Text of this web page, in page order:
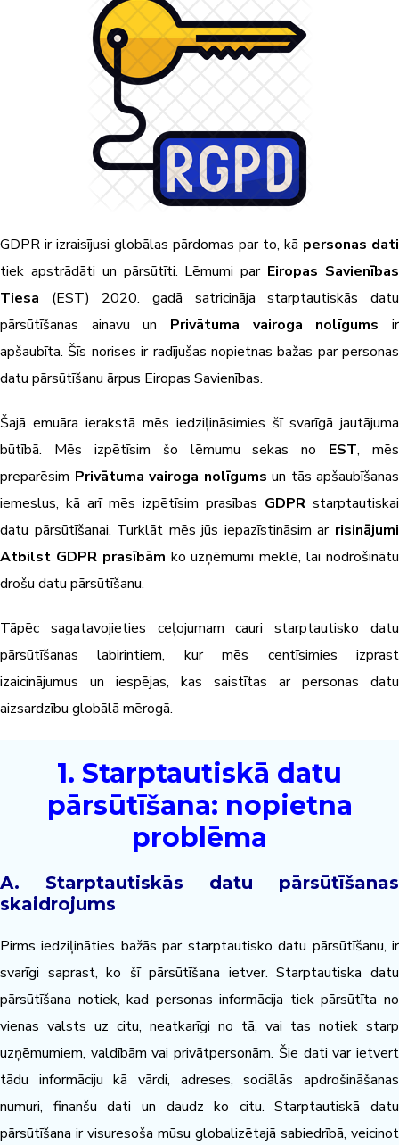
GDPR ir izraisījusi globālas pārdomas par to, kā personas dati
tiek apstrādāti un pārsūtīti. Lēmumi par Eiropas Savienības
Tiesa (EST) 2020. gadā satricināja starptautiskās datu
pārsūtīšanas ainavu un Privātuma vairoga nolīgums ir
apšaubīta. Šīs norises ir radījušas nopietnas bažas par personas
datu pārsūtīšanu ārpus Eiropas Savienības.
Šajā emuāra ierakstā mēs iedziļināsimies šī svarīgā jautājuma
būtībā. Mēs izpētīsim šo lēmumu sekas no EST, mēs
preparēsim Privātuma vairoga nolīgums un tās apšaubīšanas
iemeslus, kā arī mēs izpētīsim prasības GDPR starptautiskai
datu pārsūtīšanai. Turklāt mēs jūs iepazīstināsim ar risinājumi
Atbilst GDPR prasībām ko uzņēmumi meklē, lai nodrošinātu
drošu datu pārsūtīšanu.
Tāpēc sagatavojieties ceļojumam cauri starptautisko datu
pārsūtīšanas labirintiem, kur mēs centīsimies izprast
izaicinājumus un iespējas, kas saistītas ar personas datu
aizsardzību globālā mērogā.
1. Starptautiskā datu
pārsūtīšana: nopietna
problēma
A. Starptautiskās datu pārsūtīšanas
skaidrojums
Pirms iedziļināties bažās par starptautisko datu pārsūtīšanu, ir
svarīgi saprast, ko šī pārsūtīšana ietver. Starptautiska datu
pārsūtīšana notiek, kad personas informācija tiek pārsūtīta no
vienas valsts uz citu, neatkarīgi no tā, vai tas notiek starp
uzņēmumiem, valdībām vai privātpersonām. Šie dati var ietvert
tādu informāciju kā vārdi, adreses, sociālās apdrošināšanas
numuri, finanšu dati un daudz ko citu. Starptautiskā datu
pārsūtīšana ir visuresoša mūsu globalizētajā sabiedrībā, veicinot